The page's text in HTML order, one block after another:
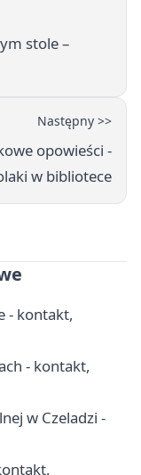
stole –
Następny >>
opowieści -
w bibliotece
- kontakt,
- kontakt,
w Czeladzi -